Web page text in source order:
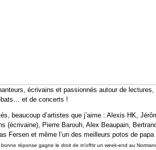
écrivains et passionnés autour de lectures,
et de concerts !
beaucoup d’artistes que j’aime : Alexis HK,
(écrivaine), Pierre Barouh, Alex Beaupain,
Fersen et même l’un des meilleurs potos de papa
réponse gagne le droit de m’offrir un week-end au